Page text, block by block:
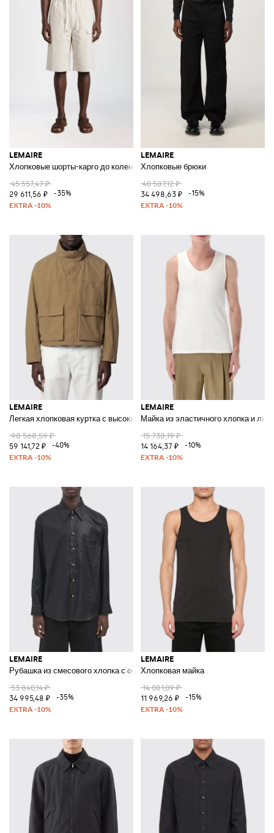
LEMAIRE
Хлопковые шорты-карго до колена с боковыми карманами и шнурком
45 557,47 ₽
29 611,56 ₽
-35%
LEMAIRE
Хлопковые брюки
40 587,12 ₽
34 498,63 ₽
-15%
LEMAIRE
Легкая хлопковая куртка с высоким воротником и накладными
98 568,59 ₽
59 141,72 ₽
-40%
LEMAIRE
Майка из эластичного хлопка и льна
15 738,19 ₽
14 164,37 ₽
-10%
LEMAIRE
Рубашка из смесового хлопка с остроконечным воротником и
53 840,14 ₽
34 995,48 ₽
-35%
LEMAIRE
Хлопковая майка
14 081,09 ₽
11 969,26 ₽
-15%